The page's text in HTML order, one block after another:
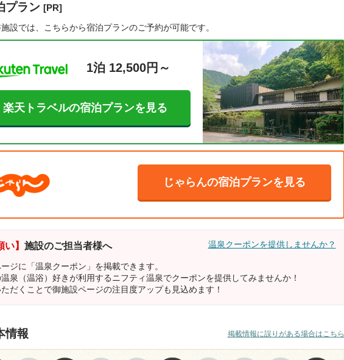
プラン [PR]
設では、こちらから宿泊プランのご予約が可能です。
1泊 12,500円～
楽天トラベルの宿泊プランを見る
じゃらんの宿泊プランを見る
い】 施設のご担当者様へ 温泉クーポンを提供しませんか？
ジに「温泉クーポン」を掲載できます。
泉（温浴）好きが利用するニフティ温泉でクーポンを提供してみませんか！
だくことで御施設ページの注目度アップも見込めます！
情報 掲載情報に誤りがある場合はこちら